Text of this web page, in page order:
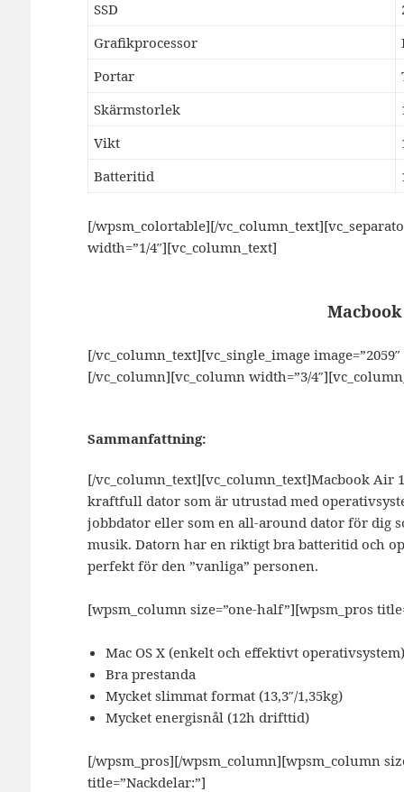
SSD
Grafikprocessor
Portar
Skärmstorlek
Vikt
Batteritid
[/wpsm_colortable][/
width=”1/4″][vc_column_text]
[/vc_column_text][vc_single_image
[/vc_column][vc_column width=”3/
Sammanfattning:
[/vc_column_text][vc_column_text]Macbook Air
kraftfull dator som är utrustad med
jobbdator eller som en all-around dator för dig
musik. Datorn har en riktigt bra batteritid och
perfekt för den ”vanliga” personen.
[wpsm_column size=”one-half”][wpsm_pros
Mac OS X (enkelt och effektivt operativsystem)
Bra prestanda
Mycket slimmat format (13,3″/1,35kg)
Mycket energisnål (12h drifttid)
[/wpsm_pros][/wpsm_column][wpsm_column
title=”Nackdelar:”]